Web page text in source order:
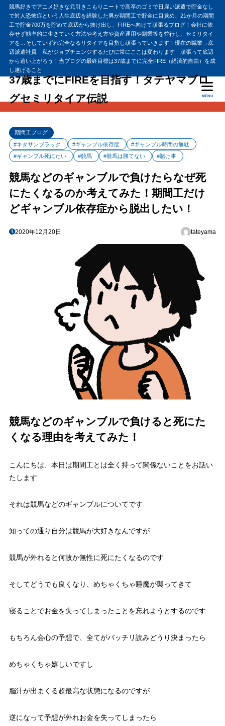
競馬好きでアニメ好きな元引きこもりニートで高卒のゴミで日雇い派遣で貯金なし
で対人恐怖症という人生底辺を経験した男が期間工で貯金に目覚め、21か月の期間
工で貯金700万を貯めて底辺から抜け出し、FIREへ向けて頑張るブログ！会社に依
存せず効率的に生きていく方法や考え方や資産運用や副業等を並行し、セミリタイ
アを…そしていずれ完全なるリタイアを目指し頑張っていきます！現在の職業→底
辺派遣社員 私がジョブチェンジするたびに常にここは変わります 頑張って底辺
から這い上がろう！当ブログの最終目標は37歳までに完全FIRE（経済的自由）を成
し遂げること
37歳までにFIREを目指す！タテヤマブロ
グセミリタイア伝説
MENU
期間工ブログ
#キタサンブラック
#ギャンブル依存症
#ギャンブル時間の無駄
#ギャンブル死にたい
#競馬 #競馬は勝てない #賭け事
競馬などのギャンブルで負けたらなぜ死
にたくなるのか考えてみた！期間工だけ
どギャンブル依存症から脱出したい！
2020年12月20日 tateyama
競馬などのギャンブルで負けると死にた
くなる理由を考えてみた！
こんにちは、本日は期間工とは全く持って関係ないことをお話い
たします
それは競馬などのギャンブルについてです
知っての通り自分は競馬が大好きなんですが
競馬が外れると何故か無性に死にたくなるのです
そしてどうでも良くなり、めちゃくちゃ睡魔が襲ってきて
寝ることでお金を失ってしまったことを忘れようとするのです
もちろん会心の予想で、全てがバッチリ読みどうり決まったら
めちゃくちゃ嬉しいですし
脳汁が出まくる超最高な状態になるのですが
逆になって予想が外れお金を失ってしまったら